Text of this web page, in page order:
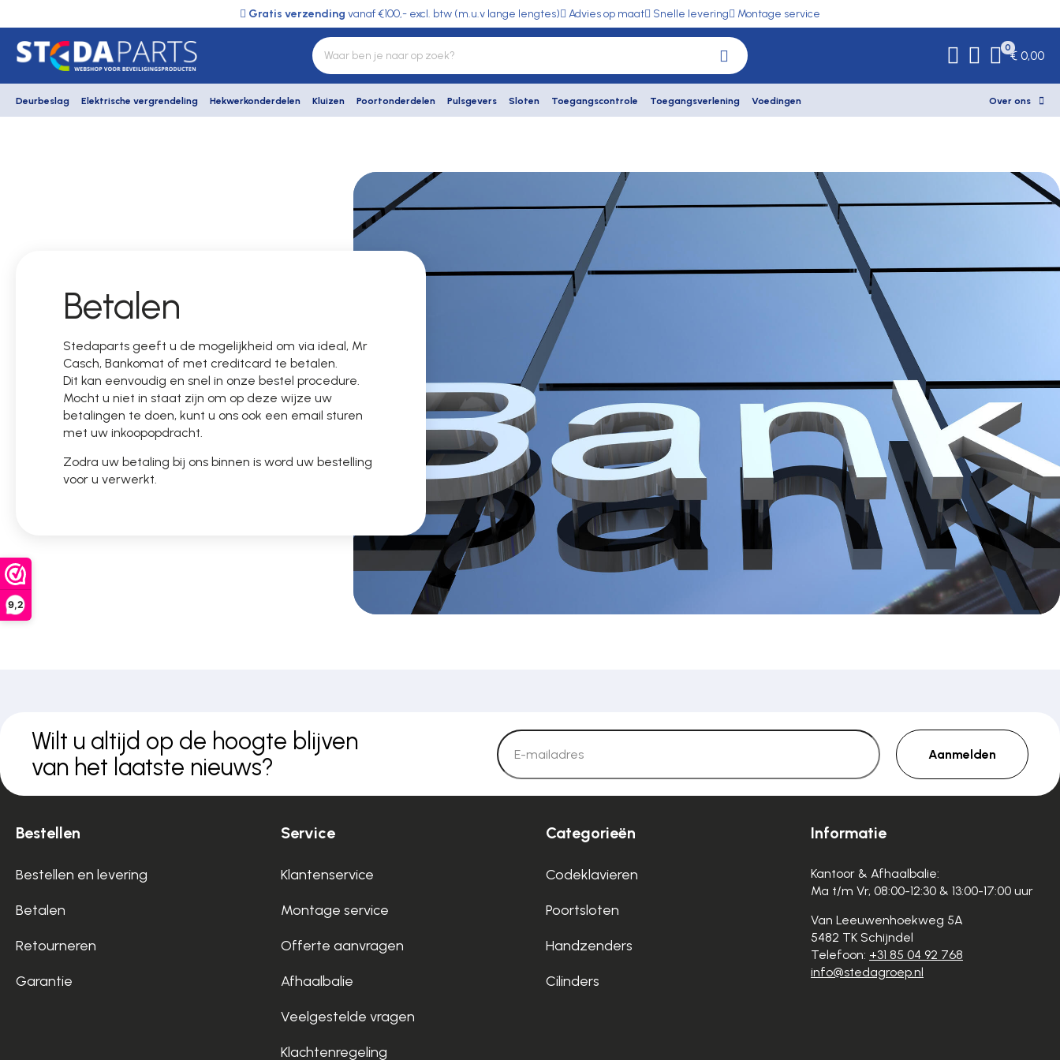
9,2
Gratis verzending vanaf €100,- excl. btw (m.u.v lange lengtes) Advies op maat Snelle levering Montage service
0
€ 0,00
Deurbeslag Elektrische vergrendeling Hekwerkonderdelen Kluizen Poortonderdelen Pulsgevers Sloten Toegangscontrole Toegangsverlening Voedingen Over ons
Poortonderdelen
Pulsgevers
Toegangsverlening
Betalen
Stedaparts geeft u de mogelijkheid om via ideal, Mr
Casch, Bankomat of met creditcard te betalen.
Dit kan eenvoudig en snel in onze bestel procedure.
Mocht u niet in staat zijn om op deze wijze uw
betalingen te doen, kunt u ons ook een email sturen
met uw inkoopopdracht.
Zodra uw betaling bij ons binnen is word uw bestelling
voor u verwerkt.
Wilt u altijd op de hoogte blijven
van het laatste nieuws?
Aanmelden
Bestellen
Bestellen en levering
Betalen
Retourneren
Garantie
Service
Klantenservice
Montage service
Offerte aanvragen
Afhaalbalie
Veelgestelde vragen
Klachtenregeling
Categorieën
Codeklavieren
Poortsloten
Handzenders
Cilinders
Informatie
Kantoor & Afhaalbalie:
Ma t/m Vr, 08:00-12:30 & 13:00-17:00 uur
Van Leeuwenhoekweg 5A
5482 TK Schijndel
Telefoon: +31 85 04 92 768
info@stedagroep.nl